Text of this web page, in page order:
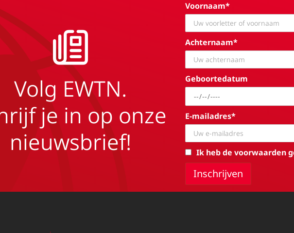
Volg EWTN.
je in op onze
nieuwsbrief!
Voornaam*
Achternaam*
Geboortedatum
E-mailadres*
Ik heb de voorwaarden